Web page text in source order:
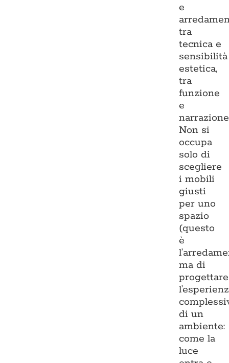
e
tra
tecnica e
sensibilità
estetica,
tra
funzione
e
Non si
occupa
solo di
scegliere
i mobili
giusti
per uno
spazio
(questo
è
ma di
progettare
di un
ambiente:
come la
luce